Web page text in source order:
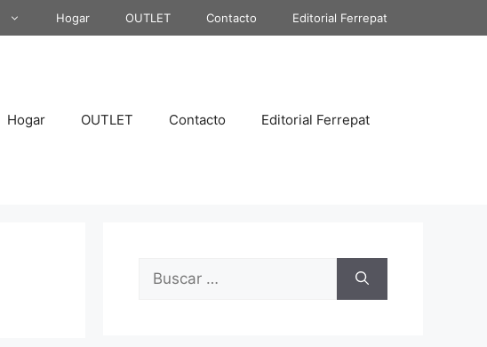
Hogar OUTLET Contacto Editorial Ferrepat
Hogar OUTLET Contacto Editorial Ferrepat
Buscar: